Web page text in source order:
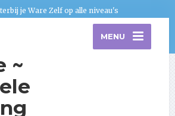
je Ware Zelf op alle niveau's
~
MENU